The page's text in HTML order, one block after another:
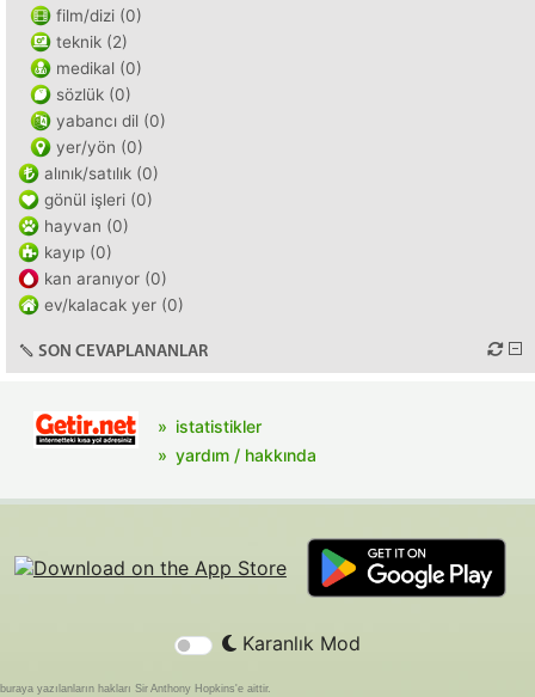
film/dizi (0)
teknik (2)
medikal (0)
sözlük (0)
yabancı dil (0)
yer/yön (0)
alınık/satılık (0)
gönül işleri (0)
hayvan (0)
kayıp (0)
kan aranıyor (0)
ev/kalacak yer (0)
SON CEVAPLANANLAR
istatistikler
yardım / hakkında
Karanlık Mod
buraya yazılanların hakları Sir Anthony Hopkins'e aittir.